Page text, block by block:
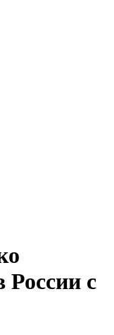
России с